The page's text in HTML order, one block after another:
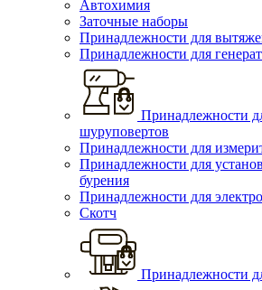
Автохимия
Заточные наборы
Принадлежности для
Принадлежности для
Принадлежности
шуруповертов
Принадлежности для
Принадлежности для
бурения
Принадлежности для
Скотч
Принадлежности